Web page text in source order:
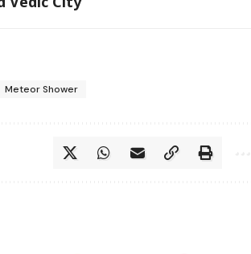
Meteor Shower